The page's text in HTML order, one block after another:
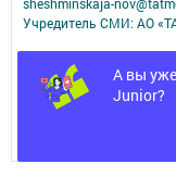
А вы
Junior?
sheshminskaja-
Учредитель СМИ: АО
Антикоррупционная
АО «ТАТМЕДИА»
удобства
Использование
Политика